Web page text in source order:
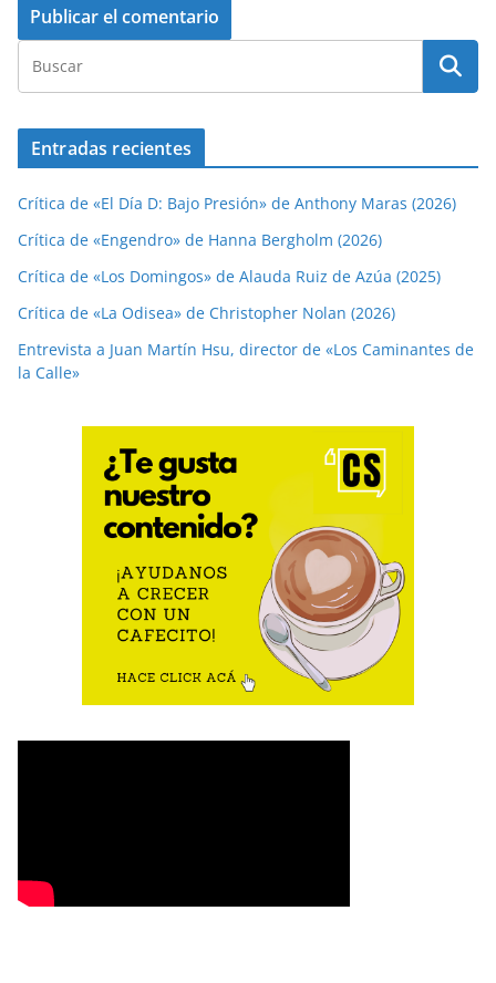
Entradas recientes
Crítica de «El Día D: Bajo Presión» de Anthony Maras (2026)
Crítica de «Engendro» de Hanna Bergholm (2026)
Crítica de «Los Domingos» de Alauda Ruiz de Azúa (2025)
Crítica de «La Odisea» de Christopher Nolan (2026)
Entrevista a Juan Martín Hsu, director de «Los Caminantes de
la Calle»